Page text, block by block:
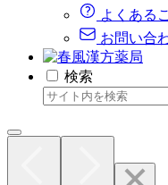
よくある
お問い合
検索